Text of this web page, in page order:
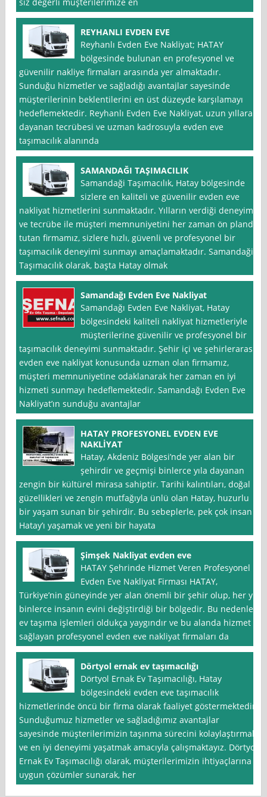
REYHANLI EVDEN EVE
Reyhanlı Evden Eve Nakliyat; HATAY
bölgesinde bulunan en profesyonel ve
güvenilir nakliye firmaları arasında yer almaktadır.
Sunduğu hizmetler ve sağladığı avantajlar sayesinde
müşterilerinin beklentilerini en üst düzeyde karşılamayı
hedeflemektedir. Reyhanlı Evden Eve Nakliyat, uzun yıllara
dayanan tecrübesi ve uzman kadrosuyla evden eve
taşımacılık alanında
SAMANDAĞI TAŞIMACILIK
Samandaği Taşımacılık, Hatay bölgesinde
sizlere en kaliteli ve güvenilir evden eve
nakliyat hizmetlerini sunmaktadır. Yılların verdiği deneyim
ve tecrübe ile müşteri memnuniyetini her zaman ön planda
tutan firmamız, sizlere hızlı, güvenli ve profesyonel bir
taşımacılık deneyimi sunmayı amaçlamaktadır. Samandaği
Taşımacılık olarak, başta Hatay olmak
Samandağı Evden Eve Nakliyat
Samandağı Evden Eve Nakliyat, Hatay
bölgesindeki kaliteli nakliyat hizmetleriyle
müşterilerine güvenilir ve profesyonel bir
taşımacılık deneyimi sunmaktadır. Şehir içi ve şehirlerarası
evden eve nakliyat konusunda uzman olan firmamız,
müşteri memnuniyetine odaklanarak her zaman en iyi
hizmeti sunmayı hedeflemektedir. Samandağı Evden Eve
Nakliyat’ın sunduğu avantajlar
HATAY PROFESYONEL EVDEN EVE
NAKLİYAT
Hatay, Akdeniz Bölgesi’nde yer alan bir
şehirdir ve geçmişi binlerce yıla dayanan
zengin bir kültürel mirasa sahiptir. Tarihi kalıntıları, doğal
güzellikleri ve zengin mutfağıyla ünlü olan Hatay, huzurlu
bir yaşam sunan bir şehirdir. Bu sebeplerle, pek çok insan
Hatay’ı yaşamak ve yeni bir hayata
Şimşek Nakliyat evden eve
HATAY Şehrinde Hizmet Veren Profesyonel
Evden Eve Nakliyat Firması HATAY,
Türkiye’nin güneyinde yer alan önemli bir şehir olup, her yıl
binlerce insanın evini değiştirdiği bir bölgedir. Bu nedenle,
ev taşıma işlemleri oldukça yaygındır ve bu alanda hizmet
sağlayan profesyonel evden eve nakliyat firmaları da
Dörtyol ernak ev taşımacılığı
Dörtyol Ernak Ev Taşımacılığı, Hatay
bölgesindeki evden eve taşımacılık
hizmetlerinde öncü bir firma olarak faaliyet göstermektedir.
Sunduğumuz hizmetler ve sağladığımız avantajlar
sayesinde müşterilerimizin taşınma sürecini kolaylaştırmak
ve en iyi deneyimi yaşatmak amacıyla çalışmaktayız. Dörtyol
Ernak Ev Taşımacılığı olarak, müşterilerimizin ihtiyaçlarına
uygun çözümler sunarak, her